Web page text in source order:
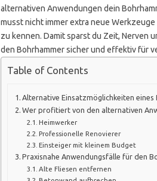
alternativen Anwendungen dein
musst nicht immer extra neue
zu kennen. Damit sparst du Zeit, Nerven
den Bohrhammer sicher und effektiv für
Table of Contents
Alternative Einsatzmöglichkeiten
Wer profitiert von den alternativen
Heimwerker
Professionelle Renovierer
Einsteiger mit kleinem Budget
Praxisnahe Anwendungsfälle für den
Alte Fliesen entfernen